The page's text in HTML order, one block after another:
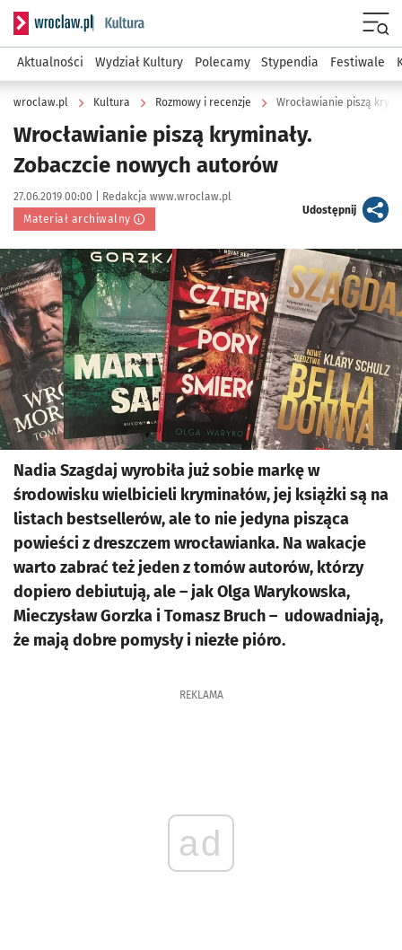
Serwis informacyjny wroclaw.pl podserwis: Kultura
Aktualności Wydział Kultury Polecamy Stypendia Festiwale
wroclaw.pl Kultura Rozmowy i recenzje Wrocławianie piszą
Wrocławianie piszą kryminały.
Zobaczcie nowych autorów
Data publikacji:
27.06.2019 00:00 | Autor:
Redakcja www.wroclaw.pl
Materiał archiwalny
Udostępnijartykuł
Kliknij, aby powiększyć
Nadia Szagdaj wyrobiła już sobie markę w
środowisku wielbicieli kryminałów, jej książki są na
listach bestsellerów, ale to nie jedyna pisząca
powieści z dreszczem wrocławianka. Na wakacje
warto zabrać też jeden z tomów autorów, którzy
dopiero debiutują, ale – jak Olga Warykowska,
Mieczysław Gorzka i Tomasz Bruch – udowadniają,
że mają dobre pomysły i niezłe pióro.
REKLAMA
ad